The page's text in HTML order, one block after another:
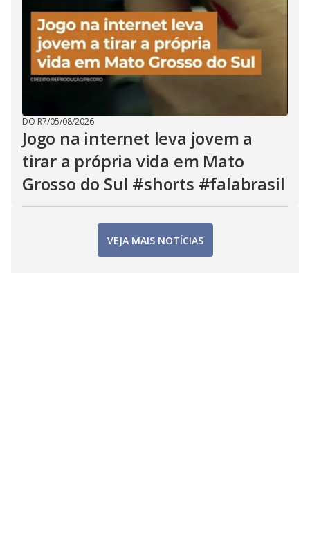
DO R7/05/08/2026
Jogo na internet leva jovem a
tirar a própria vida em Mato
Grosso do Sul #shorts #falabrasil
VEJA MAIS NOTÍCIAS